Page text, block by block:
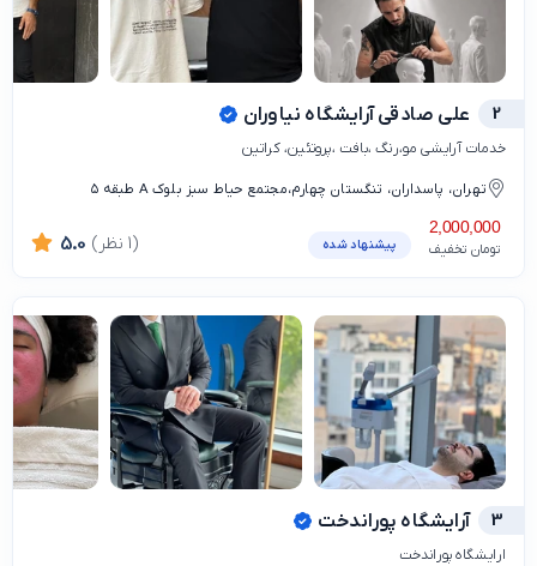
2 علی صادقی آرایشگاه نیاوران
خدمات آرایشی مو،رنگ ،بافت ،پروتئین، کراتین
تهران، پاسداران، تنگستان چهارم،مجتمع حیاط سبز بلوک A طبقه ۵
2,000,000
تومان تخفیف پیشنهاد شده 5.0 (1 نظر)
3 آرایشگاه پوراندخت
ارایشگاه پوراندخت